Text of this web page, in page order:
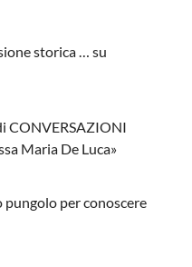
storica … su
CONVERSAZIONI
Maria De Luca»
pungolo per conoscere